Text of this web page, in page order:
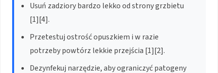
Usuń zadziory bardzo lekko od strony grzbietu
[1][4].
Przetestuj ostrość opuszkiem i w razie
potrzeby powtórz lekkie przejścia [1][2].
Dezynfekuj narzędzie, aby ograniczyć patogeny